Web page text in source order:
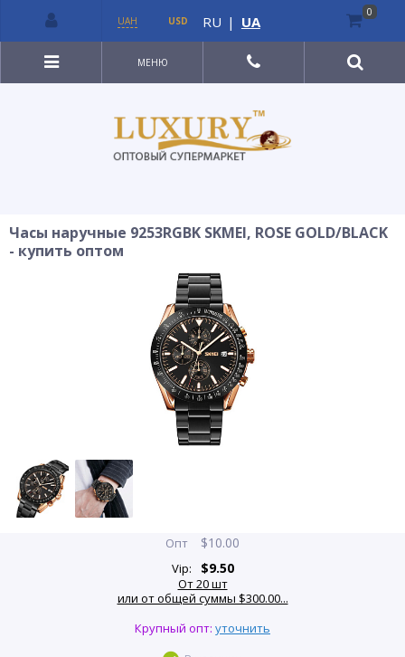
МЕНЮ
Часы наручные 9253RGBK SKMEI, ROSE GOLD/BLACK
- купить оптом
Опт $10.00
Vip: $9.50
От 20 шт
или от общей суммы $300.00...
Крупный опт: уточнить
UAH USD RU | UA
0